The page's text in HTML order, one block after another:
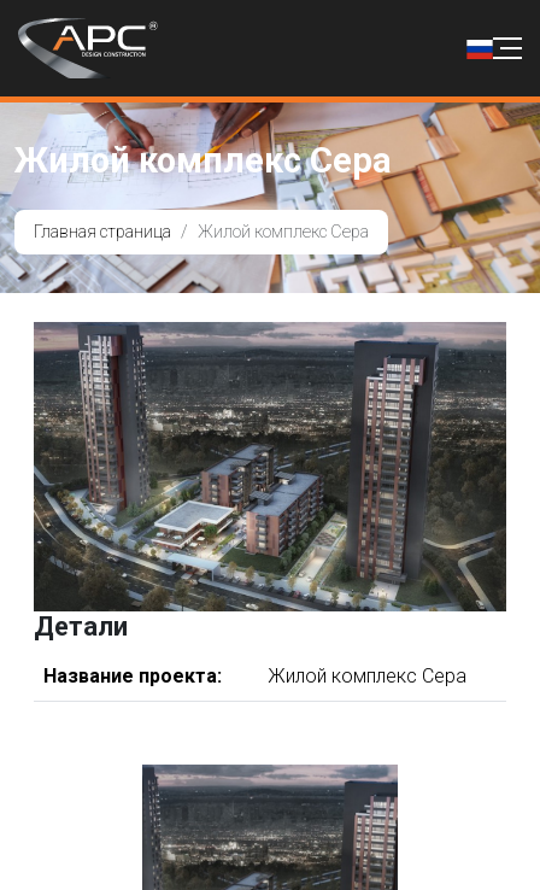
Жилой комплекс Cepa
Главная страница Жилой комплекс Cepa
Детали
Название проекта: Жилой комплекс Cepa